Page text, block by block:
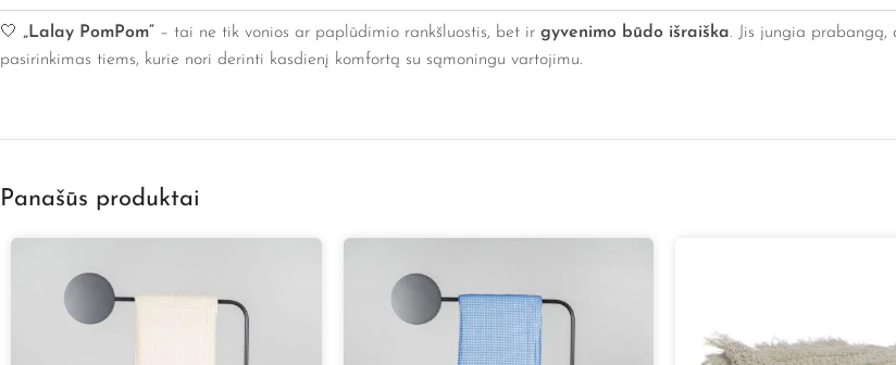
🤍 „Lalay PomPom“ – tai ne tik vonios ar paplūdimio rankšluostis, bet ir gyvenimo būdo išraiška. Jis jungia prabangą,
pasirinkimas tiems, kurie nori derinti kasdienį komfortą su sąmoningu vartojimu.
Panašūs produktai